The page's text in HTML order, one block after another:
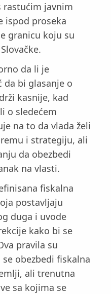
rastućim javnim
ispod proseka
granicu koju su
da li je
da bi glasanje o
kasnije, kad
o sledećem
na to da vlada želi
i strategiju, ali
da obezbedi
na vlasti.
fiskalna
postavljaju
duga i uvode
kako bi se
pravila su
obezbedi fiskalna
ali trenutna
sa kojima se